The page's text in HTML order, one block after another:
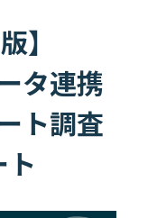
】
タ連携
ト調査